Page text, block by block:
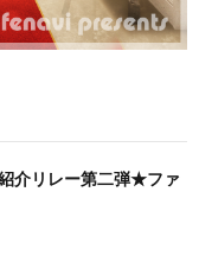
介リレー第二弾★ファ